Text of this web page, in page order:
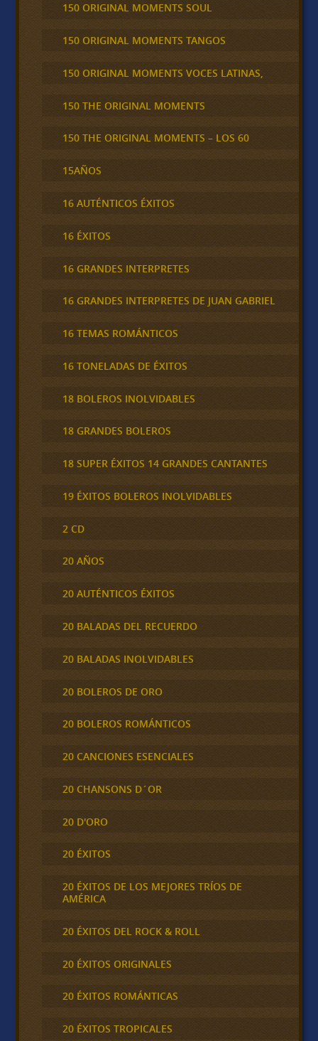
150 ORIGINAL MOMENTS SOUL
150 ORIGINAL MOMENTS TANGOS
150 ORIGINAL MOMENTS VOCES LATINAS,
150 THE ORIGINAL MOMENTS
150 THE ORIGINAL MOMENTS – LOS 60
15AÑOS
16 AUTÉNTICOS ÉXITOS
16 ÉXITOS
16 GRANDES INTERPRETES
16 GRANDES INTERPRETES DE JUAN GABRIEL
16 TEMAS ROMÁNTICOS
16 TONELADAS DE ÉXITOS
18 BOLEROS INOLVIDABLES
18 GRANDES BOLEROS
18 SUPER ÉXITOS 14 GRANDES CANTANTES
19 ÉXITOS BOLEROS INOLVIDABLES
2 CD
20 AÑOS
20 AUTÉNTICOS ÉXITOS
20 BALADAS DEL RECUERDO
20 BALADAS INOLVIDABLES
20 BOLEROS DE ORO
20 BOLEROS ROMÁNTICOS
20 CANCIONES ESENCIALES
20 CHANSONS D´OR
20 D'ORO
20 ÉXITOS
20 ÉXITOS DE LOS MEJORES TRÍOS DE
AMÉRICA
20 ÉXITOS DEL ROCK & ROLL
20 ÉXITOS ORIGINALES
20 ÉXITOS ROMÁNTICAS
20 ÉXITOS TROPICALES